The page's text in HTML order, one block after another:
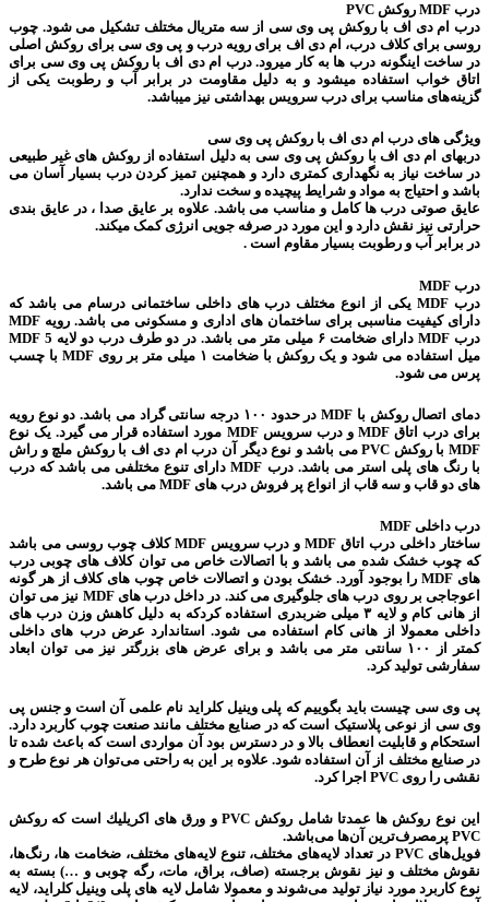
درب MDF روکش PVC
درب ام دی اف با روکش پی وی سی از سه متریال مختلف تشکیل می شود. چوب
روسی برای کلاف درب، ام دی اف برای رویه درب و پی وی سی برای روکش اصلی
در ساخت اینگونه درب ها به کار میرود. درب ام دی اف با روکش پی وی سی برای
اتاق خواب استفاده میشود و به دلیل مقاومت در برابر آب و رطوبت یکی از
گزینه‌های مناسب برای درب سرویس بهداشتی نیز میباشد.
ویژگی های درب ام دی اف با روکش پی وی سی
دربهای ام دی اف با روکش پی وی سی به دلیل استفاده از روکش های غیر طبیعی
در ساخت نیاز به نگهداری کمتری دارد و همچنین تمیز کردن درب بسیار آسان می
باشد و احتیاج به مواد و شرایط پیچیده و سخت ندارد.
عایق صوتی درب ها کامل و مناسب می باشد. علاوه بر عایق صدا ، در عایق بندی
حرارتی نیز نقش دارد و این مورد در صرفه جویی انرژی کمک میکند.
در برابر آب و رطوبت بسیار مقاوم است .
درب MDF
درب MDF یکی از انوع مختلف درب های داخلی ساختمانی درسام می باشد که
دارای کیفیت مناسبی برای ساختمان های اداری و مسکونی می باشد. رویه MDF
درب MDF دارای ضخامت ۶ میلی متر می باشد. در دو طرف درب دو لایه MDF 5
میل استفاده می شود و یک روکش با ضخامت ۱ میلی متر بر روی MDF با چسب
پرس می شود.
دمای اتصال روکش با MDF در حدود ۱۰۰ درجه سانتی گراد می باشد. دو نوع رویه
برای درب اتاق MDF و درب سرویس MDF مورد استفاده قرار می گیرد. یک نوع
MDF با روکش PVC می باشد و نوع دیگر آن درب ام دی اف با روکش ملچ و راش
با رنگ های پلی استر می باشد. درب MDF دارای تنوع مختلفی می باشد که درب
های دو قاب و سه قاب از انواع پر فروش درب های MDF می باشد.
درب داخلی MDF
ساختار داخلی درب اتاق MDF و درب سرویس MDF کلاف چوب روسی می باشد
که چوب خشک شده می باشد و با اتصالات خاص می توان کلاف های چوبی درب
های MDF را بوجود آورد. خشک بودن و اتصالات خاص چوب های کلاف از هر گونه
اعوجاجی بر روی درب های جلوگیری می کند. در داخل درب های MDF نیز می توان
از هانی کام و لایه ۳ میلی ضربدری استفاده کردکه به دلیل کاهش وزن درب های
داخلی معمولا از هانی کام استفاده می شود. استاندارد عرض درب های داخلی
کمتر از ۱۰۰ سانتی متر می باشد و برای عرض های بزرگتر نیز می توان ابعاد
سفارشی تولید کرد.
پی وی سی چیست باید بگوییم که پلی وینیل کلراید نام علمی آن است و جنس پی
وی سی از نوعی پلاستیک است که در صنایع مختلف مانند صنعت چوب کاربرد دارد.
استحکام و قابلیت انعطاف بالا و در دسترس بود آن مواردی است که باعث شده تا
در صنایع مختلف از آن استفاده شود. علاوه بر این به راحتی می‌توان هر نوع طرح و
نقشی را روی PVC اجرا کرد.
این نوع روكش ها عمدتا شامل روكش PVC و ورق های اكریلیك است كه روكش
PVC پرمصرف‌ترین آن‌ها می‌باشد.
فویل‌های PVC در تعداد لایه‌‌های مختلف، ‌تنوع لایه‌های مختلف، ‌ضخامت ها، ‌رنگ‌ها،
نقوش مختلف و نیز نقوش برجسته (صاف، براق، ‌مات، رگه چوبی و …) بسته به
نوع كاربرد مورد نیاز تولید می‌‌شوند و معمولا شامل لایه‌ های پلی وینیل كلراید، ‌لایه